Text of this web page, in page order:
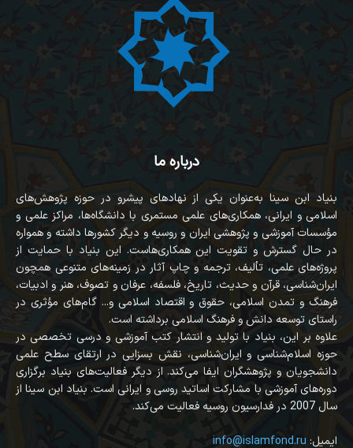
درباره ما
بنیاد ابن سینا به‌عنوان یکی از نهادهای پیشرو در حوزه پژوهش‌های
اسلامی و ایرانی، همکاری‌های علمی مستمری با دانشگاه‌ها، مراکز علمی و
مؤسسات آموزشی و پژوهشی ایران و روسیه و دیگر کشورها داشته و همواره
در حال گسترش و تقویت این همکاری‌هاست. این بنیاد با حمایت از
پروژه‌های علمی، تألیف، ترجمه و چاپ آثار در زمینه‌های متنوعی همچون
ایران‌شناسی، قرآن‌ و حدیث، تاریخ، فلسفه، عرفان و تصوف، هنر و ادبیات،
فرهنگ و تمدن اسلامی، حقوق و اقتصاد اسلامی و... گام‌های مؤثری در
راستای توسعه دانش و فرهنگ اسلامی برداشته است.
علاوه بر این، بنیاد با تولید و انتشار کتب آموزشی و درسی تخصصی در
حوزه اسلام‌شناسی و ایران‌شناسی، نقش بسزایی در ارتقای سطح علمی
دانشجویان و پژوهشگران ایفا می‌کند. از دیگر فعالیت‌های بنیاد برگزاری
دوره‌های آموزشی با مشارکت اساتید روسی و ایرانی است. بنیاد ابن سینا از
سال 2007 در فدارسیون روسیه فعالیت می‌کند.
info@islamfond.ru :ایمیل